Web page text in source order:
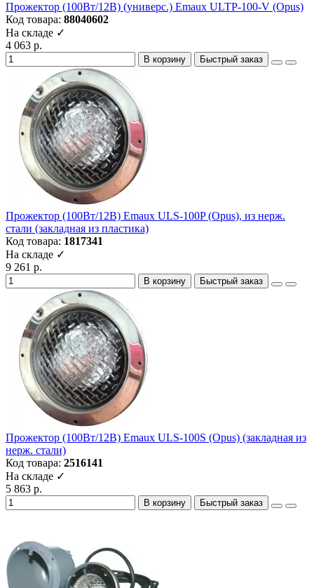
Прожектор (100Вт/12В) (универс.) Emaux ULTP-100-V (Opus)
Код товара: 88040602
На складе ✓
4 063 р.
В корзину Быстрый заказ
Прожектор (100Вт/12В) Emaux ULS-100P (Opus), из нерж.
стали (закладная из пластика)
Код товара: 1817341
На складе ✓
9 261 р.
В корзину Быстрый заказ
Прожектор (100Вт/12В) Emaux ULS-100S (Opus) (закладная из
нерж. стали)
Код товара: 2516141
На складе ✓
5 863 р.
В корзину Быстрый заказ